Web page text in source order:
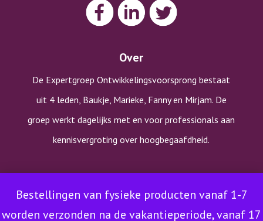
Bestellingen van fysieke producten vanaf 1-7
worden verzonden na de vakantieperiode, vanaf 17
Over
De Expertgroep Ontwikkelingsvoorsprong bestaat
uit 4 leden, Baukje, Marieke, Fanny en Mirjam. De
groep werkt dagelijks met en voor professionals aan
kennisvergroting over hoogbegaafdheid.
Algemene voorwaarden|Klachtenprocedure| Privacy-en
cookieverklaring|Disclaimer